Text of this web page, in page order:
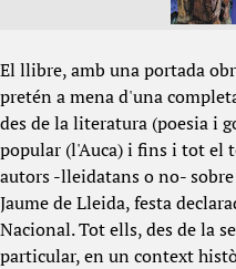
El llibre, amb una portada
pretén a mena d'una
des de la literatura (poesia i
popular (l'Auca) i fins i tot el
autors -lleidatans o no-
Jaume de Lleida, festa
Nacional. Tot ells, des de la
particular, en un context